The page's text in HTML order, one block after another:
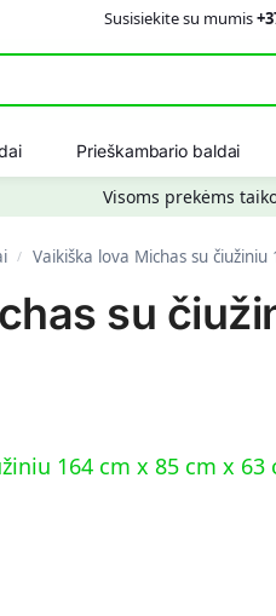
Susisiekite su mumis
Prieškambario baldai
Visoms prekėms
/ Vaikiška lova Michas su
su